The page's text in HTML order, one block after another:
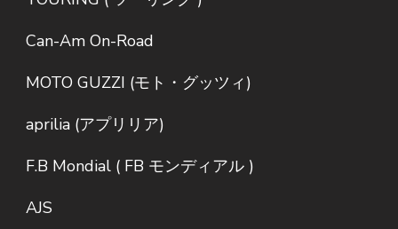
Can-Am On-Road
MOTO GUZZI (モト・グッツィ)
aprilia (アプリリア)
F.B Mondial ( FB モンディアル )
AJS